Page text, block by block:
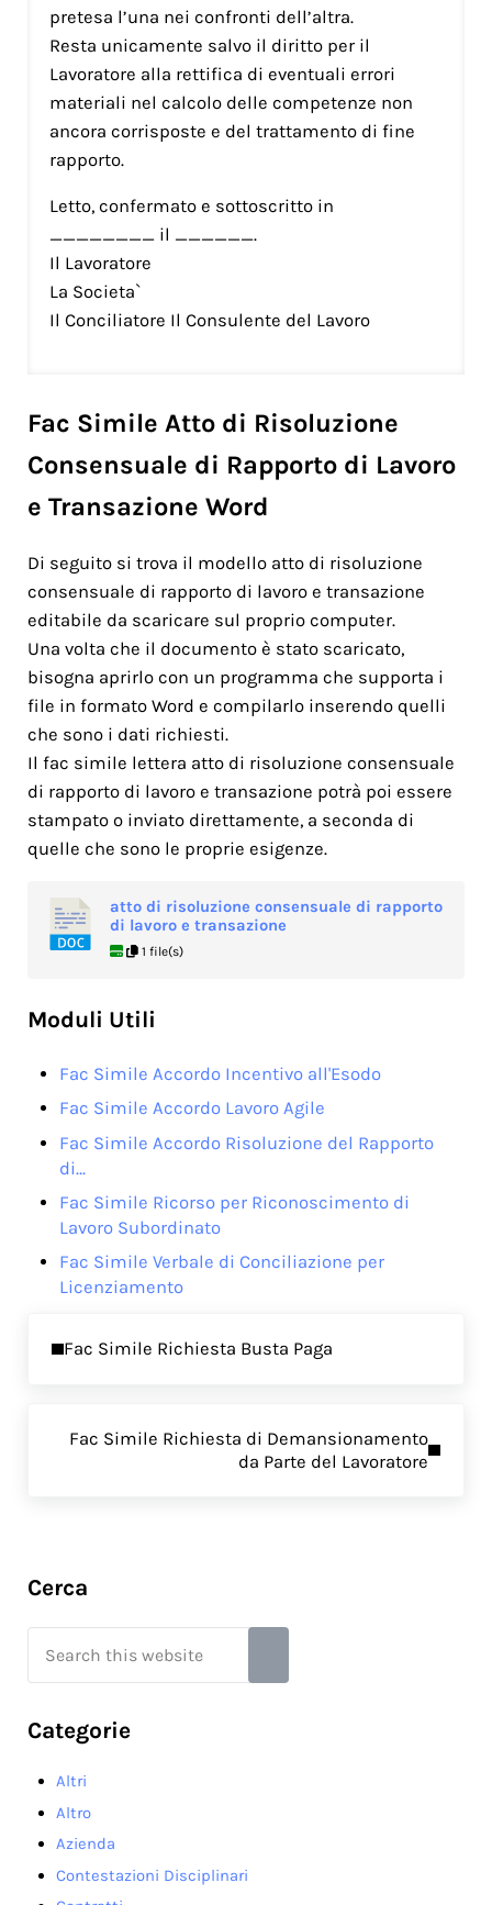
pretesa l’una nei confronti dell’altra.
Resta unicamente salvo il diritto per il
Lavoratore alla rettifica di eventuali errori
materiali nel calcolo delle competenze non
ancora corrisposte e del trattamento di fine
rapporto.
Letto, confermato e sottoscritto in
________ il ______.
Il Lavoratore
La Societa`
Il Conciliatore Il Consulente del Lavoro
Fac Simile Atto di Risoluzione
Consensuale di Rapporto di Lavoro
e Transazione Word
Di seguito si trova il modello atto di risoluzione
consensuale di rapporto di lavoro e transazione
editabile da scaricare sul proprio computer.
Una volta che il documento è stato scaricato,
bisogna aprirlo con un programma che supporta i
file in formato Word e compilarlo inserendo quelli
che sono i dati richiesti.
Il fac simile lettera atto di risoluzione consensuale
di rapporto di lavoro e transazione potrà poi essere
stampato o inviato direttamente, a seconda di
quelle che sono le proprie esigenze.
atto di risoluzione consensuale di rapporto
di lavoro e transazione
1 file(s)
Moduli Utili
Fac Simile Accordo Incentivo all'Esodo
Fac Simile Accordo Lavoro Agile
Fac Simile Accordo Risoluzione del Rapporto
di…
Fac Simile Ricorso per Riconoscimento di
Lavoro Subordinato
Fac Simile Verbale di Conciliazione per
Licenziamento
Fac Simile Richiesta Busta Paga
Fac Simile Richiesta di Demansionamento
da Parte del Lavoratore
Sidebar
Cerca
Categorie
Altri
Altro
Azienda
Contestazioni Disciplinari